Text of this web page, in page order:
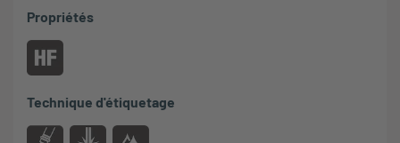
Propriétés
Technique d'étiquetage